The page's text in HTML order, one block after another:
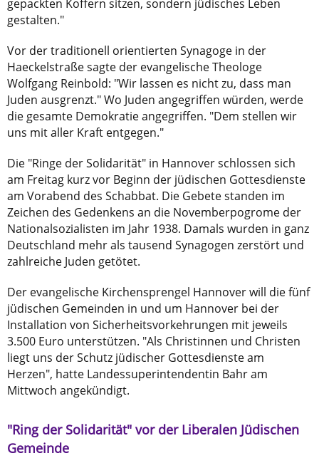
gepackten Koffern sitzen, sondern jüdisches Leben
gestalten."
Vor der traditionell orientierten Synagoge in der
Haeckelstraße sagte der evangelische Theologe
Wolfgang Reinbold: "Wir lassen es nicht zu, dass man
Juden ausgrenzt." Wo Juden angegriffen würden, werde
die gesamte Demokratie angegriffen. "Dem stellen wir
uns mit aller Kraft entgegen."
Die "Ringe der Solidarität" in Hannover schlossen sich
am Freitag kurz vor Beginn der jüdischen Gottesdienste
am Vorabend des Schabbat. Die Gebete standen im
Zeichen des Gedenkens an die Novemberpogrome der
Nationalsozialisten im Jahr 1938. Damals wurden in ganz
Deutschland mehr als tausend Synagogen zerstört und
zahlreiche Juden getötet.
Der evangelische Kirchensprengel Hannover will die fünf
jüdischen Gemeinden in und um Hannover bei der
Installation von Sicherheitsvorkehrungen mit jeweils
3.500 Euro unterstützen. "Als Christinnen und Christen
liegt uns der Schutz jüdischer Gottesdienste am
Herzen", hatte Landessuperintendentin Bahr am
Mittwoch angekündigt.
"Ring der Solidarität" vor der Liberalen Jüdischen
Gemeinde